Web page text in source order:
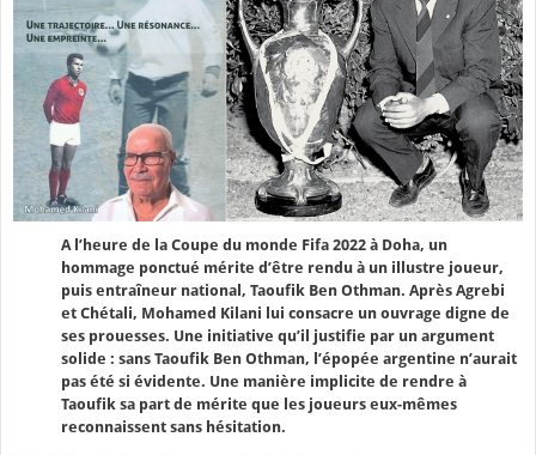
A l’heure de la Coupe du monde Fifa 2022 à Doha, un
hommage ponctué mérite d’être rendu à un illustre joueur,
puis entraîneur national, Taoufik Ben Othman. Après Agrebi
et Chétali, Mohamed Kilani lui consacre un ouvrage digne de
ses prouesses. Une initiative qu’il justifie par un argument
solide : sans Taoufik Ben Othman, l’épopée argentine n’aurait
pas été si évidente. Une manière implicite de rendre à
Taoufik sa part de mérite que les joueurs eux-mêmes
reconnaissent sans hésitation.